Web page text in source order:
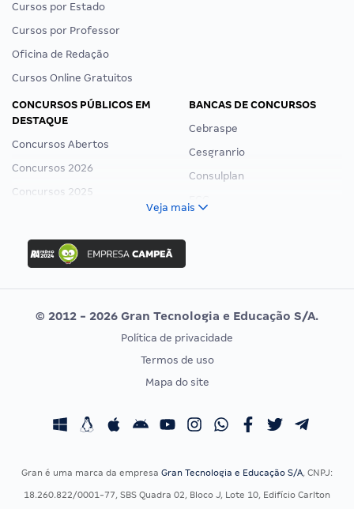
Cursos por Estado
Cursos por Professor
Oficina de Redação
Cursos Online Gratuitos
CONCURSOS PÚBLICOS EM
DESTAQUE
Concursos Abertos
Concursos 2026
Concursos 2025
Concurso Ibama
Concurso MPU
Editais publicados
BANCAS DE CONCURSOS
Cebraspe
Cesgranrio
Consulplan
Vunesp
CONCURSOS POR PROFISSÃO
Concursos Fiscais
EXAME DE ORDEM
Calendário OAB
Veja mais
© 2012 - 2026 Gran Tecnologia e Educação S/A.
Política de privacidade
Termos de uso
Mapa do site
Gran é uma marca da empresa Gran Tecnologia e Educação S/A, CNPJ:
18.260.822/0001-77, SBS Quadra 02, Bloco J, Lote 10, Edifício Carlton